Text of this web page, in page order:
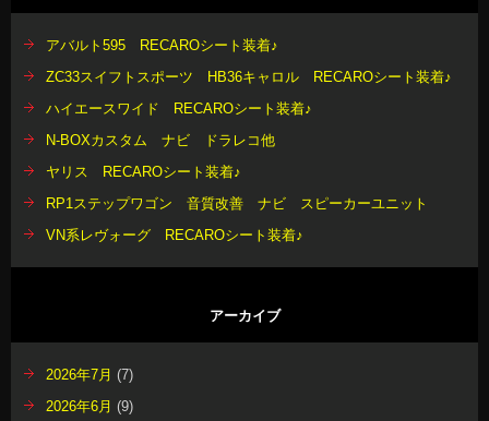
アバルト595 RECAROシート装着♪
ZC33スイフトスポーツ HB36キャロル RECAROシート装着♪
ハイエースワイド RECAROシート装着♪
N-BOXカスタム ナビ ドラレコ他
ヤリス RECAROシート装着♪
RP1ステップワゴン 音質改善 ナビ スピーカーユニット
VN系レヴォーグ RECAROシート装着♪
アーカイブ
2026年7月 (7)
2026年6月 (9)